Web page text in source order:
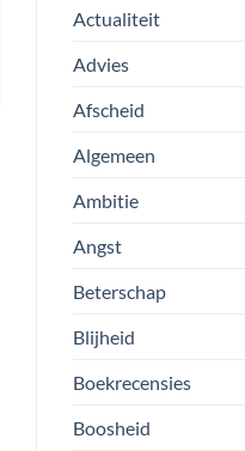
Actualiteit
Advies
Afscheid
Algemeen
Ambitie
Angst
Beterschap
Blijheid
Boekrecensies
Boosheid